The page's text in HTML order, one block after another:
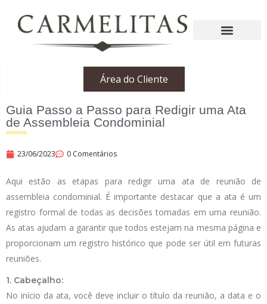
Área do Cliente
Guia Passo a Passo para Redigir uma Ata
de Assembleia Condominial
23/06/2023 0 Comentários
Aqui estão as etapas para redigir uma ata de reunião de
assembleia condominial. É importante destacar que a ata é um
registro formal de todas as decisões tomadas em uma reunião.
As atas ajudam a garantir que todos estejam na mesma página e
proporcionam um registro histórico que pode ser útil em futuras
reuniões.
1. Cabeçalho:
No início da ata, você deve incluir o título da reunião, a data e o